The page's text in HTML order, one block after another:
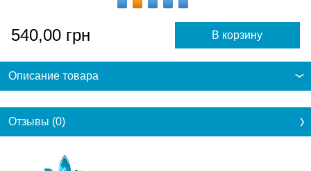
540,00 грн
Описание товара
Отзывы (0)